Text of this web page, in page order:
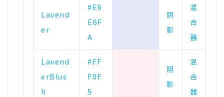
Lavend
er
#E6
E6F
A
阴
影
混
合
器
Lavend
erBlus
h
#FF
F0F
5
阴
影
混
合
器